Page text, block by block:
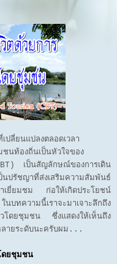
ปลี่ยนแปลงตลอดเวลา
ชนท้องถิ่นเป็นหัวใจของ
เป็นสัญลักษณ์ของการเดิน
ปรัชญาที่ส่งเสริมความสัมพันธ์
าเยี่ยมชม ก่อให้เกิดประโยชน์
ความนี้เราจะมาเจาะลึกถึง
วโดยชุมชน ซึ่งแสดงให้เห็นถึง
ลายระดับนะครับผม...
ดยชุมชน